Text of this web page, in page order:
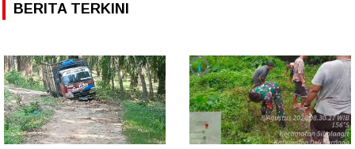
BERITA TERKINI